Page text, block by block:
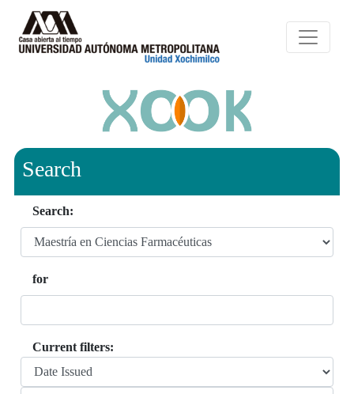
Search
Search:
for
Current filters: